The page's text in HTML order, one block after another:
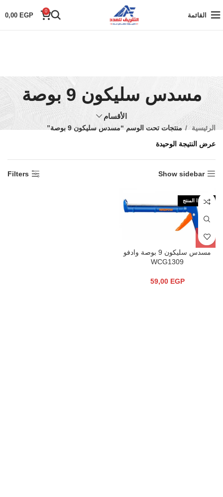
القائمة
0
0,00 EGP
مسدس سليكون 9 بوصة
الأقسام
الرئيسية
منتجات تحت الوسم “مسدس سليكون 9 بوصة”
عرض النتيجة الوحيدة
Show sidebar
Filters
نفذ هذا المنتج
مسدس سليكون 9 بوصة وادفو
WCG1309
59,00 EGP